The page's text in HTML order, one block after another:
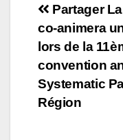
de
l’article
Partager
co-­animera
lors de la
convention
Systematic
Région